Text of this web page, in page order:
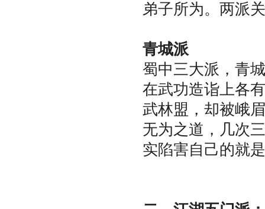
弟子所为。两派
青城派
蜀中三大派，青
在武功造诣上各
武林盟，却被峨
无为之道，几次
实陷害自己的就